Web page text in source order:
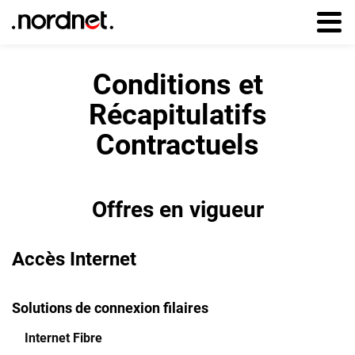
Aller au
contenu
Conditions et
Récapitulatifs
Contractuels
Offres en vigueur
Accès Internet
Solutions de connexion filaires
Internet Fibre